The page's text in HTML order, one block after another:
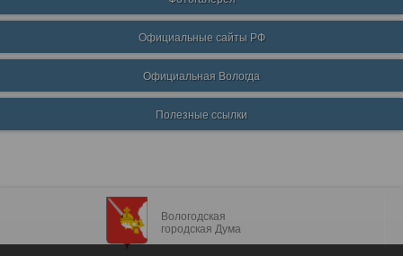
Официальные сайты РФ
Официальная Вологда
Полезные ссылки
Вологодская
городская Дума